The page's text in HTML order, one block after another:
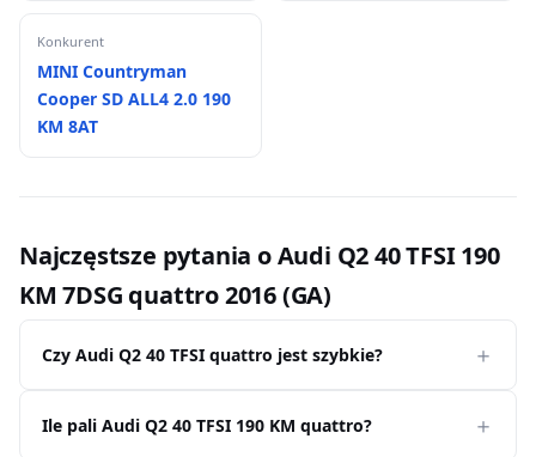
Konkurent
MINI Countryman
Cooper SD ALL4 2.0 190
KM 8AT
Najczęstsze pytania o Audi Q2 40 TFSI 190
KM 7DSG quattro 2016 (GA)
Czy Audi Q2 40 TFSI quattro jest szybkie?
Ile pali Audi Q2 40 TFSI 190 KM quattro?